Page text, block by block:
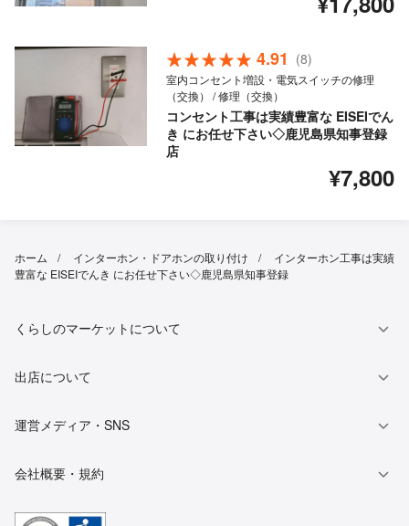
4.91 (8)
室内コンセント増設・電気スイッチの修理
（交換） / 修理（交換）
コンセント工事は実績豊富な EISEIでん
き にお任せ下さい◇鹿児島県知事登録
店
¥7,800
ホーム インターホン・ドアホンの取り付け
インターホン工事は実績
豊富な EISEIでんき にお任せ下さい◇鹿児島県知事登録
くらしのマーケットについて
出店について
運営メディア・SNS
会社概要・規約